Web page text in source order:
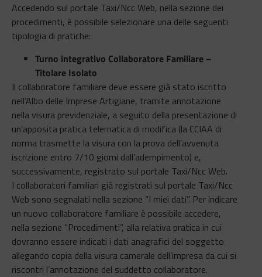
Accedendo sul portale Taxi/Ncc Web, nella sezione dei
procedimenti, è possibile selezionare una delle seguenti
tipologia di pratiche:
Turno integrativo Collaboratore Familiare –
Titolare Isolato
Il collaboratore familiare deve essere già stato iscritto
nell’Albo delle Imprese Artigiane, tramite annotazione
nella visura previdenziale, a seguito della presentazione di
un’apposita pratica telematica di modifica (la CCIAA di
norma trasmette la visura con la prova dell’avvenuta
iscrizione entro 7/10 giorni dall’adempimento) e,
successivamente, registrato sul portale Taxi/Ncc Web.
I collaboratori familiari già registrati sul portale Taxi/Ncc
Web sono segnalati nella sezione “I miei dati”. Per indicare
un nuovo collaboratore familiare è possibile accedere,
nella sezione “Procedimenti”, alla relativa pratica in cui
dovranno essere indicati i dati anagrafici del soggetto
allegando copia della visura camerale dell’impresa da cui si
riscontri l’annotazione del suddetto collaboratore.